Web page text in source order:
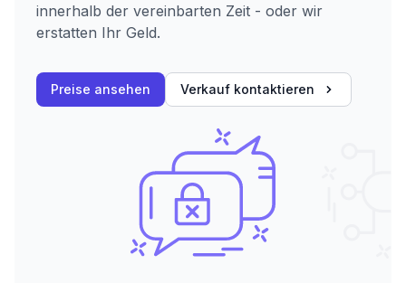
innerhalb der vereinbarten Zeit - oder wir
erstatten Ihr Geld.
Preise ansehen Verkauf kontaktieren